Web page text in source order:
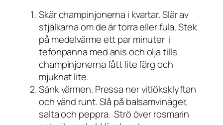
Skär champinjonerna i kvartar. Slär av
stjälkarna om de är torra eller fula. Stek
på medelvärme ett par minuter i
tefonpanna med anis och olja tills
champinjonerna fått lite färg och
mjuknat lite.
Sänk värmen. Pressa ner vitlöksklyftan
och vänd runt. Slå på balsamvinäger,
salta och peppra. Strö över rosmarin